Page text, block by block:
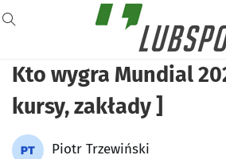
Kto wygra Mundial
kursy, zakłady ]
Piotr Trzewiński